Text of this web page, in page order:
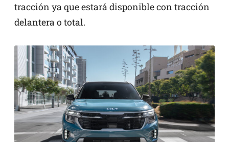
tracción ya que estará disponible con tracción
delantera o total.